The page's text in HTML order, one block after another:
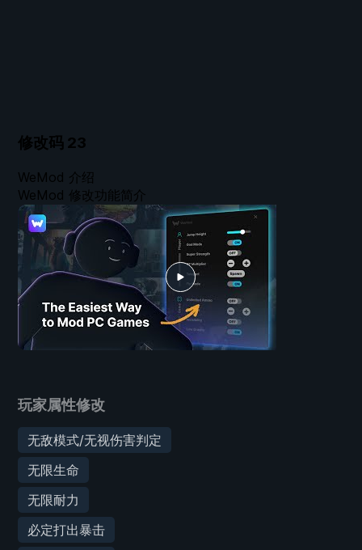
修改码 23
玩家属性修改
无敌模式/无视伤害判定
无限生命
无限耐力
必定打出暴击
WeMod 介绍
WeMod 修改功能简介